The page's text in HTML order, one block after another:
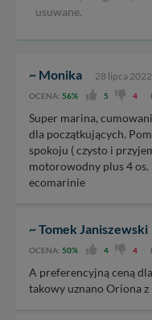
usuwane.
~ Monika 28 lipca
OCENA: 56% 5 4
Super marina,
dla początkujących.
spokoju ( czysto i
motorowodny plus 4 os.
ecomarinie
~ Tomek Janiszewski
OCENA: 50% 4 4
A preferencyjną ceną
takowy uznano Oriona z